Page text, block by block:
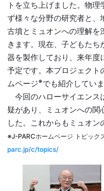
トを立ち上げました。物
ず様々な分野の研究者と、
古墳とミュオンへの理解を
きます。現在、子どもた
器を製作しており、来年度
予定です。本プロジェクト
ムページ※でも紹介していま
今回のハローサイエンス
疑があり、ミュオンへの関
した。これからもミュオン
※J-PARCホームページ トピック
parc.jp/c/topics/